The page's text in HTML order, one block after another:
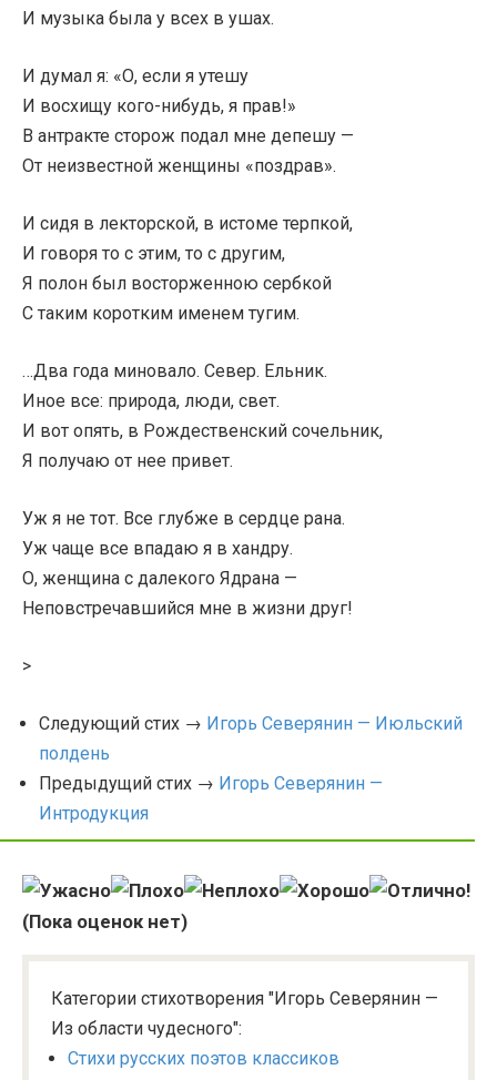
И музыка была у всех в ушах.
И думал я: «О, если я утешу
И восхищу кого-нибудь, я прав!»
В антракте сторож подал мне депешу —
От неизвестной женщины «поздрав».
И сидя в лекторской, в истоме терпкой,
И говоря то с этим, то с другим,
Я полон был восторженною сербкой
С таким коротким именем тугим.
…Два года миновало. Север. Ельник.
Иное все: природа, люди, свет.
И вот опять, в Рождественский сочельник,
Я получаю от нее привет.
Уж я не тот. Все глубже в сердце рана.
Уж чаще все впадаю я в хандру.
О, женщина с далекого Ядрана —
Неповстречавшийся мне в жизни друг!
>
Следующий стих → Игорь Северянин — Июльский
полдень
Предыдущий стих → Игорь Северянин —
Интродукция
(Пока оценок нет)
Категории стихотворения "Игорь Северянин —
Из области чудесного":
Стихи русских поэтов классиков